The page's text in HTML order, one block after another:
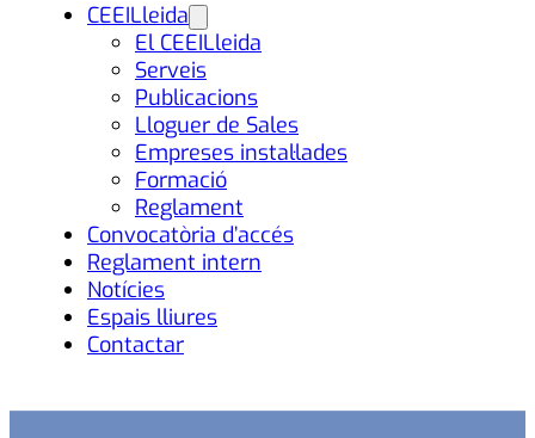
CEEILleida
El CEEILleida
Serveis
Publicacions
Lloguer de Sales
Empreses instal·lades
Formació
Reglament
Convocatòria d’accés
Reglament intern
Notícies
Espais lliures
Contactar